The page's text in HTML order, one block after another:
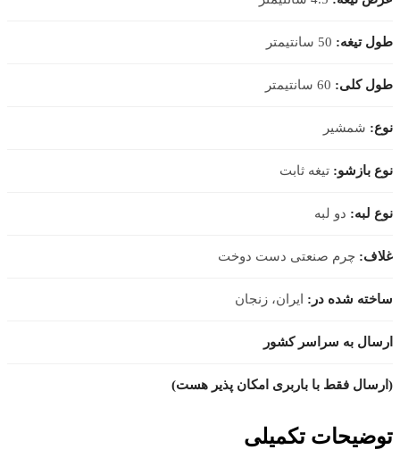
طول تیغه: 50 سانتیمتر
طول کلی:
نوع: شمشیر
نوع بازشو: تیغه ثابت
نوع لبه: دو لبه
غلاف: چرم صنعتی دست دوخت
ساخته شده در: ایران، زنجان
ارسال به سراسر کشور
(ارسال فقط با باربری امکان پذیر هست)
توضیحات تکمیلی